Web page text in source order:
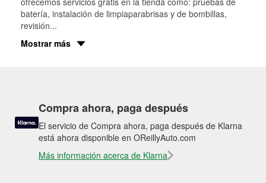
batería, instalación de limpiaparabrisas y de bombillas,
revisión...
Mostrar más
Compra ahora, paga después
El servicio de Compra ahora, paga después de Klarna
está ahora disponible en OReillyAuto.com
Más información acerca de Klarna